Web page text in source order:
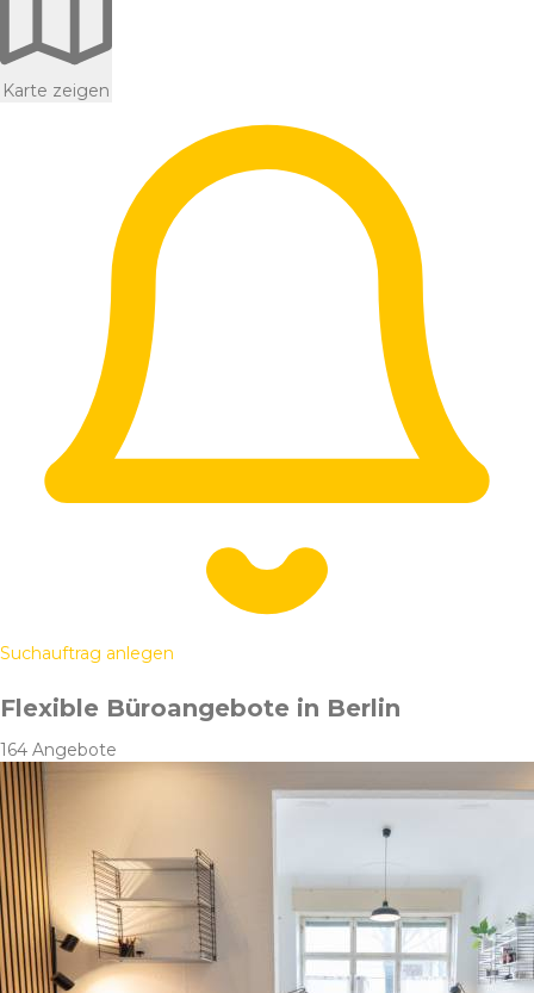
Karte zeigen
Suchauftrag anlegen
Flexible Büroangebote in Berlin
164 Angebote